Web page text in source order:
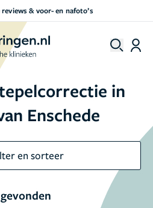
& voor- en nafoto’s
in
Enschede
en sorteer